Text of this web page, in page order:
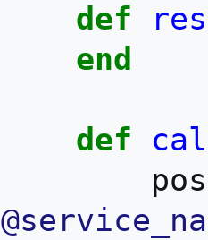
def
end
def